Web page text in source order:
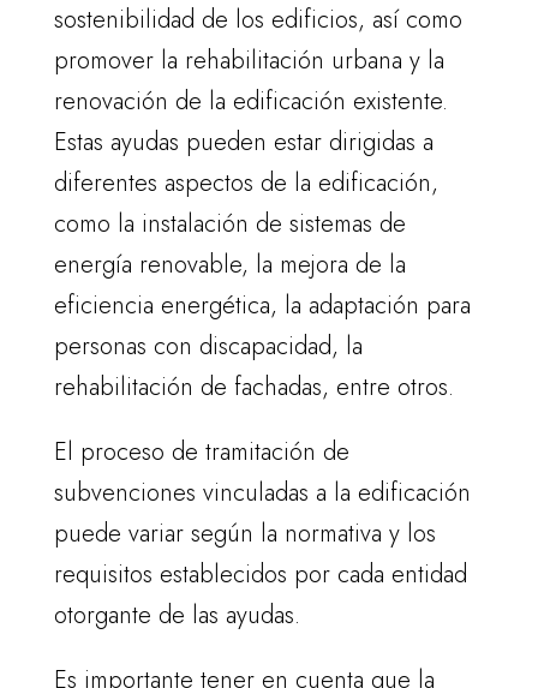
sostenibilidad de los edificios, así como
promover la rehabilitación urbana y la
renovación de la edificación existente.
Estas ayudas pueden estar dirigidas a
diferentes aspectos de la edificación,
como la instalación de sistemas de
energía renovable, la mejora de la
eficiencia energética, la adaptación para
personas con discapacidad, la
rehabilitación de fachadas, entre otros.
El proceso de tramitación de
subvenciones vinculadas a la edificación
puede variar según la normativa y los
requisitos establecidos por cada entidad
otorgante de las ayudas.
Es importante tener en cuenta que la